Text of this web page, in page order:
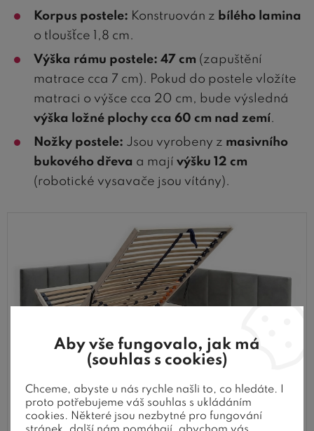
Korpus postele: Konstruován z bílého lamina
o tloušťce 1,8 cm.
Výška rámu postele: 47 cm (zapuštění
matrace cca 7 cm). Pokud do postele vložíte
matraci o výšce cca 20 cm, bude výsledná
výška ložné plochy cca 60 cm nad zemí.
Nožky postele: Jsou vyrobeny z masivního
bukového dřeva a mají výšku 12 cm
(robotické vysavače jsou vítány).
Aby vše fungovalo, jak má
(souhlas s cookies)
Chceme, abyste u nás rychle našli to, co hledáte. I
proto potřebujeme váš souhlas s ukládáním
cookies. Některé jsou nezbytné pro fungování